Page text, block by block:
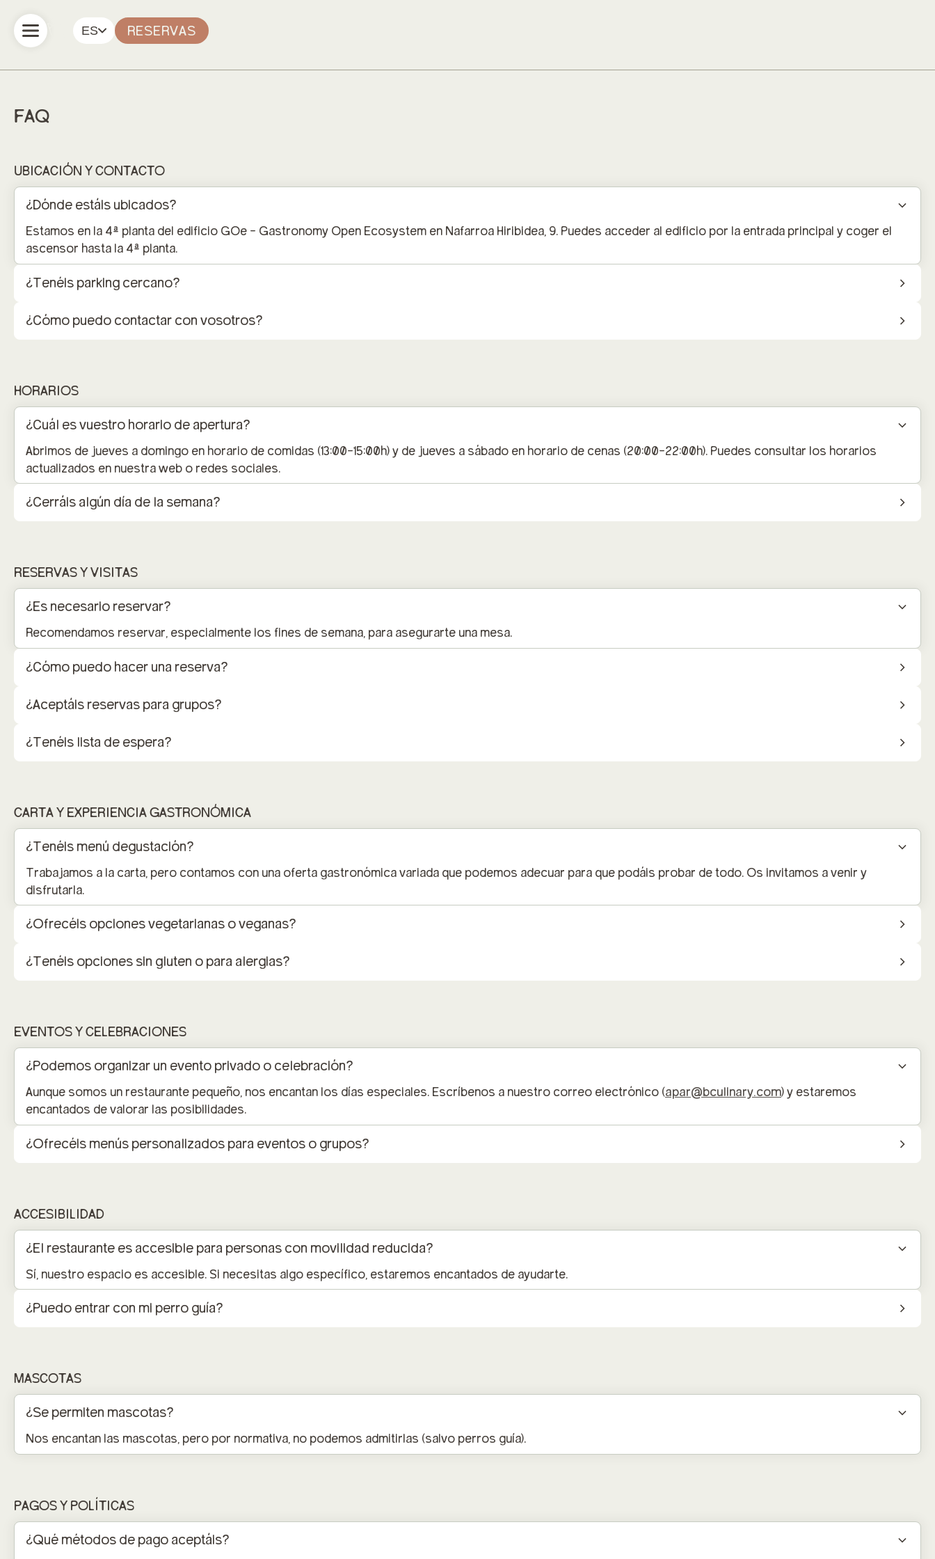
ES RESERVAS
FAQ
UBICACIÓN Y CONTACTO
¿Dónde estáis ubicados?
Estamos en la 4ª planta del edificio GOe - Gastronomy Open Ecosystem en Nafarroa Hiribidea, 9. Puedes acceder al edificio por la entrada principal y coger el
ascensor hasta la 4ª planta.
¿Tenéis parking cercano?
¿Cómo puedo contactar con vosotros?
HORARIOS
¿Cuál es vuestro horario de apertura?
Abrimos de jueves a domingo en horario de comidas (13:00-15:00h) y de jueves a sábado en horario de cenas (20:00-22:00h). Puedes consultar los horarios
actualizados en nuestra web o redes sociales.
¿Cerráis algún día de la semana?
RESERVAS Y VISITAS
¿Es necesario reservar?
Recomendamos reservar, especialmente los fines de semana, para asegurarte una mesa.
¿Cómo puedo hacer una reserva?
¿Aceptáis reservas para grupos?
¿Tenéis lista de espera?
CARTA Y EXPERIENCIA GASTRONÓMICA
¿Tenéis menú degustación?
Trabajamos a la carta, pero contamos con una oferta gastronómica variada que podemos adecuar para que podáis probar de todo. Os invitamos a venir y
disfrutarla.
¿Ofrecéis opciones vegetarianas o veganas?
¿Tenéis opciones sin gluten o para alergias?
EVENTOS Y CELEBRACIONES
¿Podemos organizar un evento privado o celebración?
Aunque somos un restaurante pequeño, nos encantan los días especiales. Escríbenos a nuestro correo electrónico (apar@bculinary.com) y estaremos
encantados de valorar las posibilidades.
¿Ofrecéis menús personalizados para eventos o grupos?
ACCESIBILIDAD
¿El restaurante es accesible para personas con movilidad reducida?
Sí, nuestro espacio es accesible. Si necesitas algo específico, estaremos encantados de ayudarte.
¿Puedo entrar con mi perro guía?
MASCOTAS
¿Se permiten mascotas?
Nos encantan las mascotas, pero por normativa, no podemos admitirlas (salvo perros guía).
PAGOS Y POLÍTICAS
¿Qué métodos de pago aceptáis?